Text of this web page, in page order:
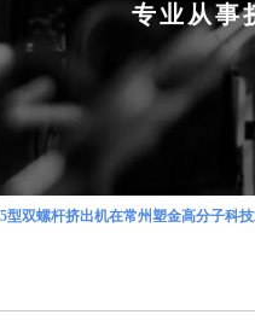
专业从事
型双螺杆挤出机在常州塑金高分子科